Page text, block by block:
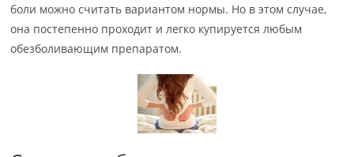
боли можно считать вариантом нормы. Но в этом случае,
она постепенно проходит и легко купируется любым
обезболивающим препаратом.